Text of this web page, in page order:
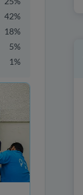
42%
18%
5%
1%